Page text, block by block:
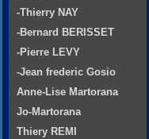
-Thierry NAY
-Bernard BERISSET
-Pierre LEVY
-Jean frederic Gosio
Anne-Lise Martorana
Jo-Martorana
Thiery REMI